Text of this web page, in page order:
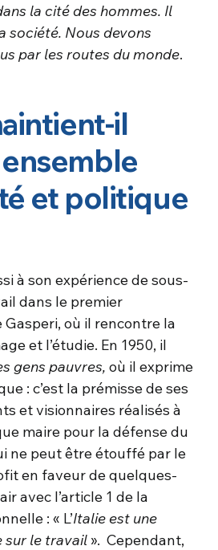
la cité des hommes. Il
société. Nous devons
par les routes du monde.
il
et politique
à son expérience de sous-
dans le premier
où il rencontre la
et l’étudie. En 1950, il
gens pauvres,où il exprime
: c’est la prémisse de ses
et visionnaires réalisés à
maire pour la défense du
ne peut être étouffé par le
en faveur de quelques-
avec l’article 1 de la
: « L’Italie est une
sur le travail ». Cependant,